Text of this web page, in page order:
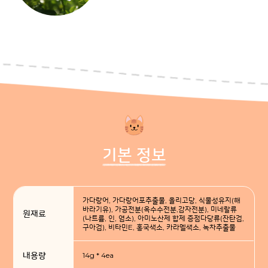
기본 정보
원재료
가다랑어, 가다랑어포추출물, 올리고당, 식물성유지(해
바라기유), 가공전분(옥수수전분,감자전분), 미네랄류
(나트륨, 인, 염소), 아미노산제 합제 증점다당류(잔탄검,
구아검), 비타민E, 홍국색소, 카라멜색소, 녹차추출물
내용량 14g * 4ea